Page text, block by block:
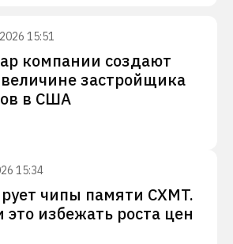
15:51
компании создают
застройщика
в США
15:34
чипы памяти CXMT.
избежать роста цен